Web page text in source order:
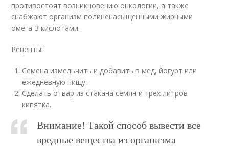
противостоят возникновению онкологии, а также
снабжают организм полиненасыщенными жирными
омега-3 кислотами.
Рецепты:
Семена измельчить и добавить в мед, йогурт или
ежедневную пищу.
Сделать отвар из стакана семян и трех литров
кипятка.
Внимание! Такой способ вывести все
вредные вещества из организма